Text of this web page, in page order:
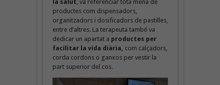
la salut , va referenciar tota mena de
productes com dispensadors,
organitzadors i dosificadors de pastilles,
entre d’altres. La terapeuta també va
dedicar un apartat a productes per
facilitar la vida diària, com calçadors,
corda cordons o ganxos per vestir la
part superior del cos.